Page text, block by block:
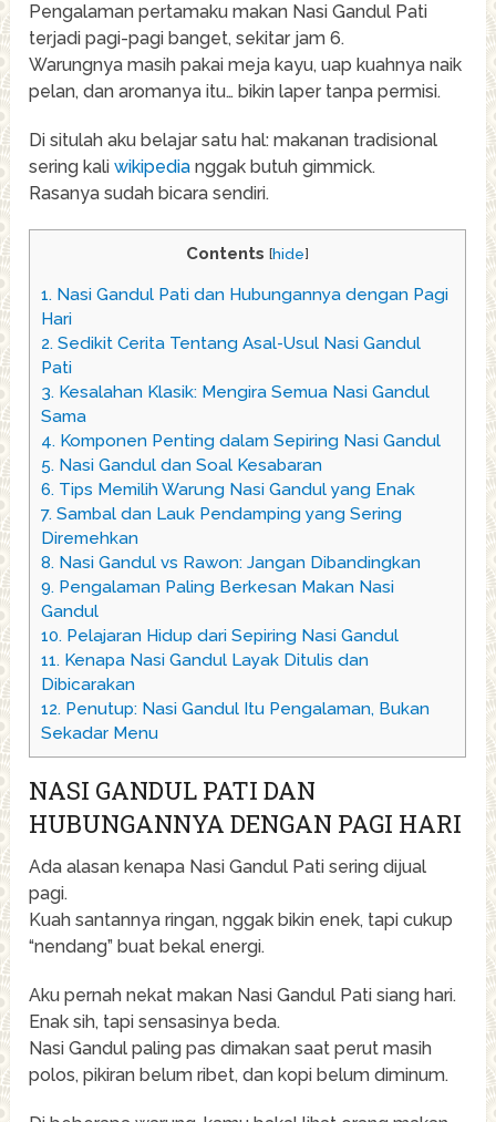
Pengalaman pertamaku makan Nasi Gandul Pati
terjadi pagi-pagi banget, sekitar jam 6.
Warungnya masih pakai meja kayu, uap kuahnya naik
pelan, dan aromanya itu… bikin laper tanpa permisi.
Di situlah aku belajar satu hal: makanan tradisional
sering kaliwikipedia nggak butuh gimmick.
Rasanya sudah bicara sendiri.
Contents [hide]
1. Nasi Gandul Pati dan Hubungannya dengan Pagi
Hari
2. Sedikit Cerita Tentang Asal-Usul Nasi Gandul
Pati
3. Kesalahan Klasik: Mengira Semua Nasi Gandul
Sama
4. Komponen Penting dalam Sepiring Nasi Gandul
5. Nasi Gandul dan Soal Kesabaran
6. Tips Memilih Warung Nasi Gandul yang Enak
7. Sambal dan Lauk Pendamping yang Sering
Diremehkan
8. Nasi Gandul vs Rawon: Jangan Dibandingkan
9. Pengalaman Paling Berkesan Makan Nasi
Gandul
10. Pelajaran Hidup dari Sepiring Nasi Gandul
11. Kenapa Nasi Gandul Layak Ditulis dan
Dibicarakan
12. Penutup: Nasi Gandul Itu Pengalaman, Bukan
Sekadar Menu
NASI GANDUL PATI DAN
HUBUNGANNYA DENGAN PAGI HARI
Ada alasan kenapa Nasi Gandul Pati sering dijual
pagi.
Kuah santannya ringan, nggak bikin enek, tapi cukup
“nendang” buat bekal energi.
Aku pernah nekat makan Nasi Gandul Pati siang hari.
Enak sih, tapi sensasinya beda.
Nasi Gandul paling pas dimakan saat perut masih
polos, pikiran belum ribet, dan kopi belum diminum.